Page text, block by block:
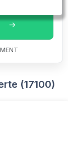
(17100)